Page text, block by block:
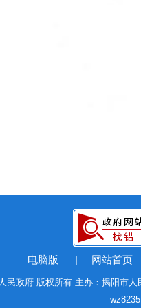
电脑版 | 网站首页
民政府 版权所有 主办：揭阳市